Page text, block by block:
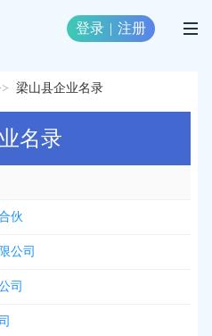
登录 | 注册
梁山县企业名录
名录
伙
公司
司